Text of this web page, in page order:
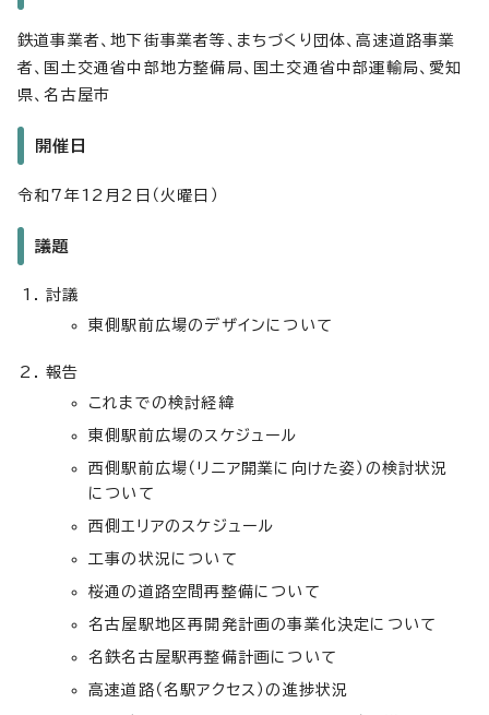
鉄道事業者、地下街事業者等、まちづくり団体、高速道路事業
者、国土交通省中部地方整備局、国土交通省中部運輸局、愛知
県、名古屋市
開催日
令和7年12月2日（火曜日）
議題
討議
東側駅前広場のデザインについて
報告
これまでの検討経緯
東側駅前広場のスケジュール
西側駅前広場（リニア開業に向けた姿）の検討状況
について
西側エリアのスケジュール
工事の状況について
桜通の道路空間再整備について
名古屋駅地区再開発計画の事業化決定について
名鉄名古屋駅再整備計画について
高速道路（名駅アクセス）の進捗状況